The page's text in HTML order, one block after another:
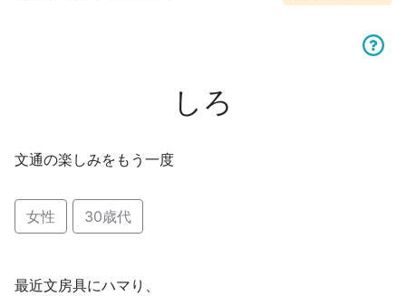
しろ
文通の楽しみをもう一度
女性 30歳代
最近文房具にハマり、